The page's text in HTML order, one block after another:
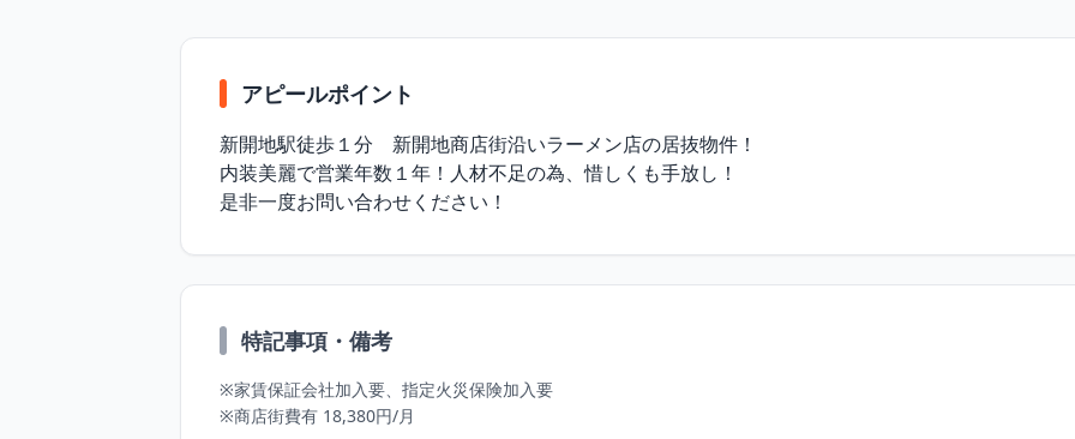
アピールポイント
新開地駅徒歩１分　新開地商店街沿いラーメン店の居抜物件！
内装美麗で営業年数１年！人材不足の為、惜しくも手放し！
是非一度お問い合わせください！
特記事項・備考
※家賃保証会社加入要、指定火災保険加入要
※商店街費有 18,380円/月